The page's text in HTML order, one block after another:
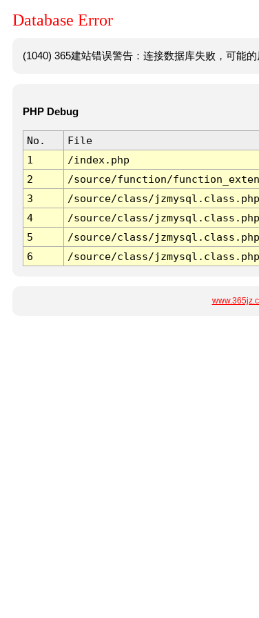
Database Error
(1040) 365建站错误警告：连接数据库失败，可能
PHP Debug
No. File
1
/index.php
2
/source/function/
3
/source/class/jzmysql.class.php
4
/source/class/jzmysql.class.php
5
/source/class/jzmysql.class.php
6
/source/class/jzmysql.class.php